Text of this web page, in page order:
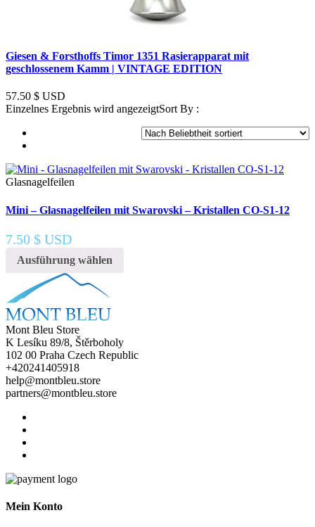
Giesen & Forsthoffs Timor 1351 Rasierapparat mit
geschlossenem Kamm | VINTAGE EDITION
57.50 $ USD
Einzelnes Ergebnis wird angezeigtSort By :
Glasnagelfeilen
Mini – Glasnagelfeilen mit Swarovski – Kristallen CO-S1-12
7.50 $ USD
Ausführung wählen
Mont Bleu Store
K Lesíku 89/8, Štěrboholy
102 00 Praha Czech Republic
+420241405918
help@montbleu.store
partners@montbleu.store
Mein Konto